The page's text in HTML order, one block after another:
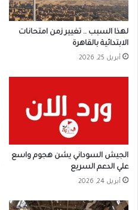
لهذا السبب .. تغيير زمن امتحانات
الابتدائية بالقاهرة
أبريل 25, 2026
الجيش السوداني يشن هجوم واسع
علي الدعم السريع
أبريل 24, 2026